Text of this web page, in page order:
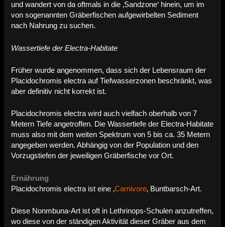
und wandert von da oftmals in die ‚Sandzone‘ hinein, um im
von sogenannten Gräberfischen aufgewirbelten Sediment
nach Nahrung zu suchen.
Wassertiefe der Electra-Habitate
Früher wurde angenommen, dass sich der Lebensraum der
Placidochromis electra auf Tiefwasserzonen beschränkt, was
aber definitiv nicht korrekt ist.
Placidochromis electra wird auch vielfach oberhalb von 7
Metern Tiefe angetroffen. Die Wassertiefe der Electra-Habitate
muss also mit dem weiten Spektrum von 5 bis ca. 35 Metern
angegeben werden. Abhängig von der Population und den
Vorzugstiefen der jeweiligen Gräberfische vor Ort.
Ernährung
Placidochromis electra ist eine ‚Carnivore‚ Buntbarsch-Art.
Diese Nonmbuna-Art ist oft in Lethrinops-Schulen anzutreffen,
wo diese von der ständigen Aktivität dieser Gräber aus dem